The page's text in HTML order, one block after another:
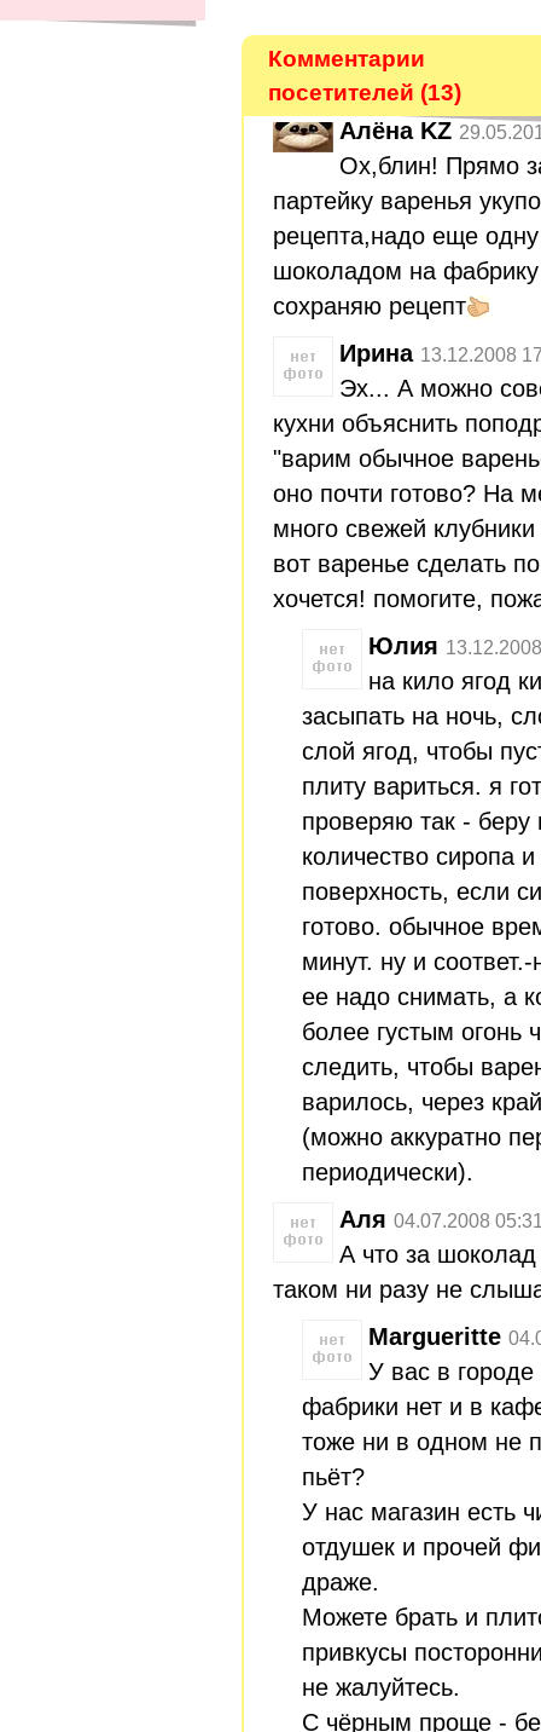
Комментарии
посетителей (13)
Алёна KZ
Ох,блин! Прямо
партейку варенья
рецепта,надо еще одну
шоколадом на
сохраняю рецепт
Ирина 13.12.2008
Эх... А можно
кухни объяснить
"варим обычное
оно почти готово? На
много свежей
вот варенье сделать
хочется! помогите,
Юлия
на кило ягод
засыпать на ночь,
слой ягод, чтобы
плиту вариться. я
проверяю так -
количество сиропа
поверхность, если
готово. обычное
минут. ну и
ее надо снимать, а
более густым огонь
следить, чтобы
варилось, через
(можно аккуратно
периодически).
Аля 04.07.2008
А что за
таком ни разу не
Margueritte
У вас в
фабрики нет и в
тоже ни в одном не
пьёт?
У нас магазин есть
отдушек и прочей
драже.
Можете брать и
привкусы
не жалуйтесь.
С чёрным проще -